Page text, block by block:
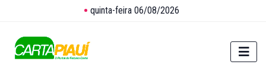
quinta-feira 06/08/2026